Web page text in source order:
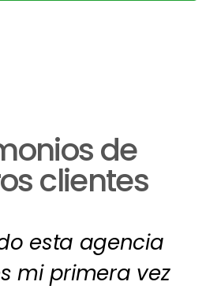
de
clientes
esta agencia
mi primera vez